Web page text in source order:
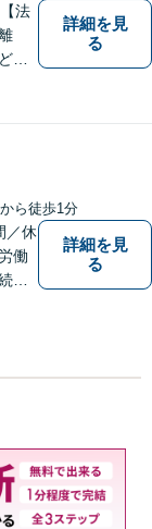
法
、
向
ず
。
詳細を見
る
から徒歩1分
／休
働
事
入
さ
詳細を見
る